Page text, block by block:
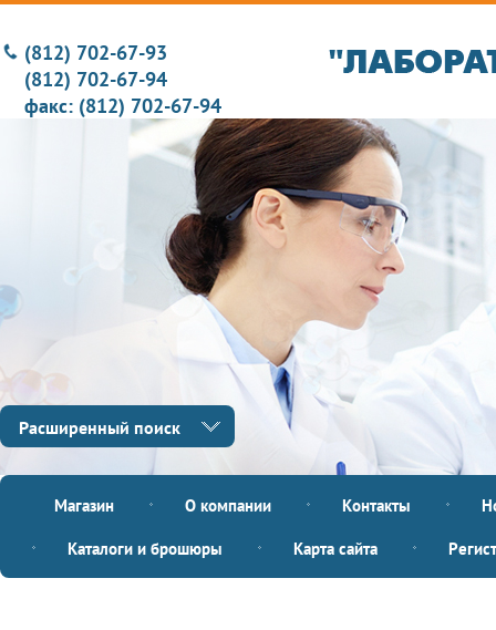
(812) 702-67-93
(812) 702-67-94
факс: (812) 702-67-94
Расширенный поиск
Магазин О компании Контакты
Каталоги и брошюры Карта сайта